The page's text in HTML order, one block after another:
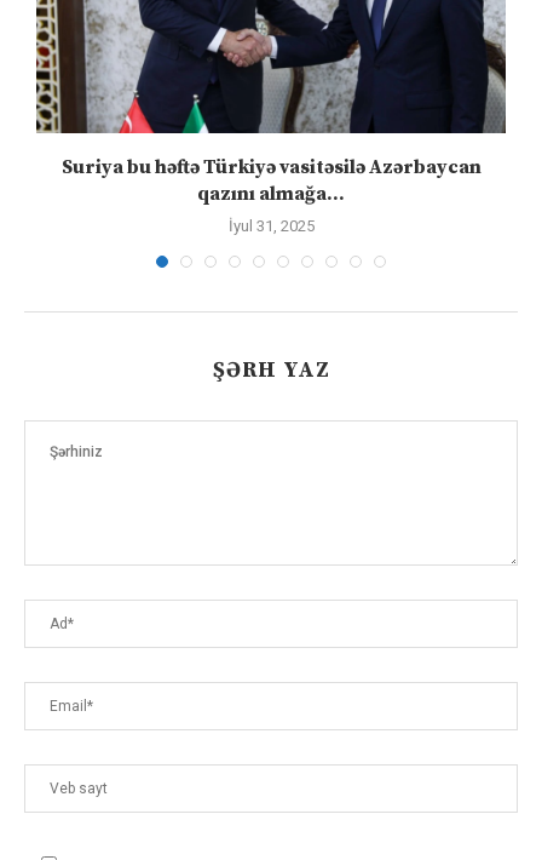
Suriya bu həftə Türkiyə vasitəsilə Azərbaycan
qazını almağa...
İyul 31, 2025
ŞƏRH YAZ